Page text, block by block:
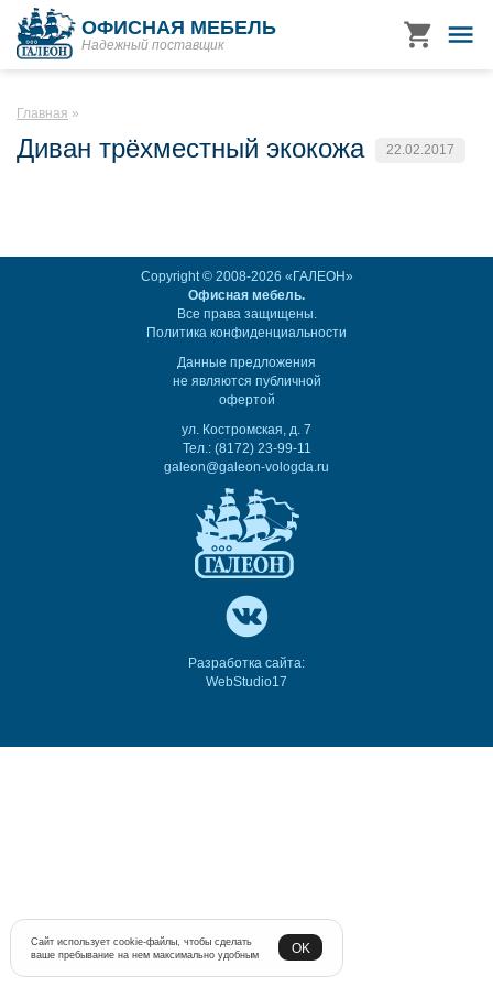
ОФИСНАЯ МЕБЕЛЬ
Надежный поставщик
Главная
Диван трёхместный экокожа 22.02.2017
Copyright © 2008-2026 «ГАЛЕОН»
Офисная мебель.
Все права защищены.
Политика конфиденциальности
Данные предложения
не являются публичной
офертой
ул. Костромская, д. 7
Тел.: (8172) 23-99-11
galeon@galeon-vologda.ru
Разработка сайта:
WebStudio17
Сайт использует cookie-файлы, чтобы сделать
ваше пребывание на нем максимально удобным
OK